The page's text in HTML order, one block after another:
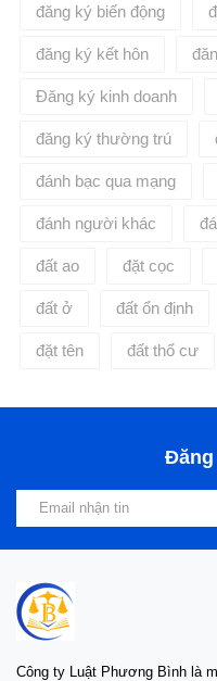
đăng ký biến động
đăng ký kết hôn
Đăng ký kinh doanh
đăng ký thường trú
đánh bạc qua mạng
đánh người khác
đất ao đặt cọc
đất ở đất ổn định
đặt tên đất thổ cư
Đăng
Công ty Luật Phương Bình là